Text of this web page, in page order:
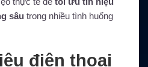
sâu trong nhiều tình huống
điện thoại